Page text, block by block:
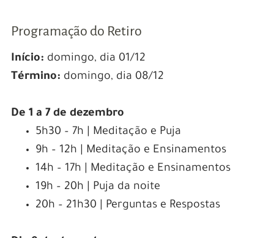
Programação do Retiro
Início: domingo, dia 01/12
Término: domingo, dia 08/12
De 1 a 7 de dezembro
5h30 – 7h | Meditação e Puja
9h – 12h | Meditação e Ensinamentos
14h – 17h | Meditação e Ensinamentos
19h – 20h | Puja da noite
20h – 21h30 | Perguntas e Respostas